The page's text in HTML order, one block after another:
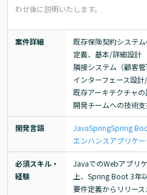
わせ後に説明いたします。
案件詳細
既存保険契約システ
定義、基本/詳細設計
隣接システム（顧客
インターフェース設
既存アーキテクチャ
開発チームへの技術
開発言語 JavaSpringSpring
エンハンスアプリケ
必須スキル・
経験
JavaでのWebアプリ
上、Spring Boot 3年以
要件定義からリリー